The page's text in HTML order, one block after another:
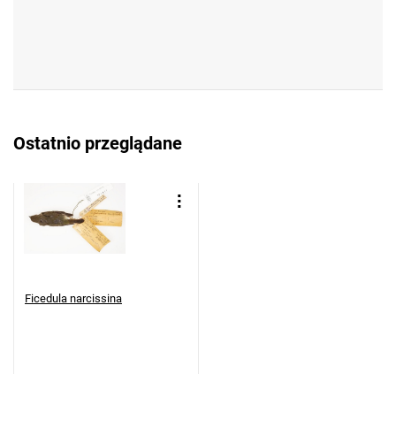
Ostatnio przeglądane
Ficedula narcissina